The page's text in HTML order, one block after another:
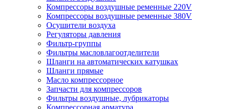
Компрессоры воздушные ременные 220V
Компрессоры воздушные ременные 380V
Осушители воздуха
Регуляторы давления
Фильтр-группы
Фильтры масловлагоотделители
Шланги на автоматических катушках
Шланги прямые
Масло компрессорное
Запчасти для компрессоров
Фильтры воздушные, лубрикаторы
Компрессорная арматура